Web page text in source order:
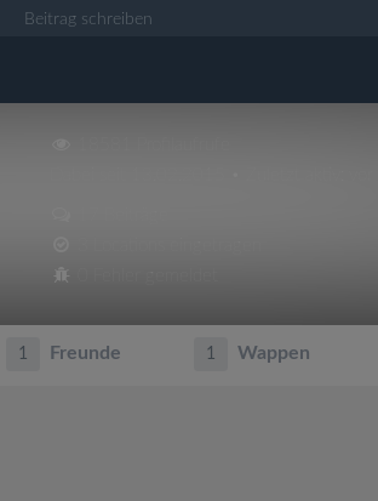
Beitrag schreiben
1 Freunde 1 Wappen